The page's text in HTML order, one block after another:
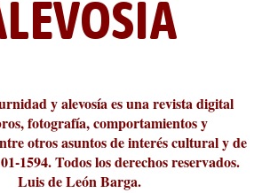
al Fomento de la Le...
Turia, númer...
al día? Lo que d...
del mar de Sicil...
de la novela ne...
y alevosía es una revista digital
fotografía, comportamientos y
otros asuntos de interés cultural y de
1594. Todos los derechos reservados.
Luis de León Barga.